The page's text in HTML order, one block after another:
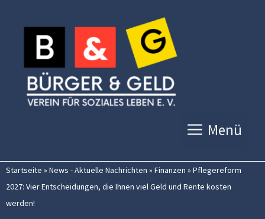
Inhalt
springen
Menü
Startseite » News - Aktuelle Nachrichten » Finanzen » Pflegereform
2027: Vier Entscheidungen, die Ihnen viel Geld und Rente kosten
werden!